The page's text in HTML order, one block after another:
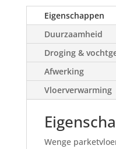
Eigenschappen
Duurzaamheid
Droging &
Afwerking
Vloerverwarming
Wenge